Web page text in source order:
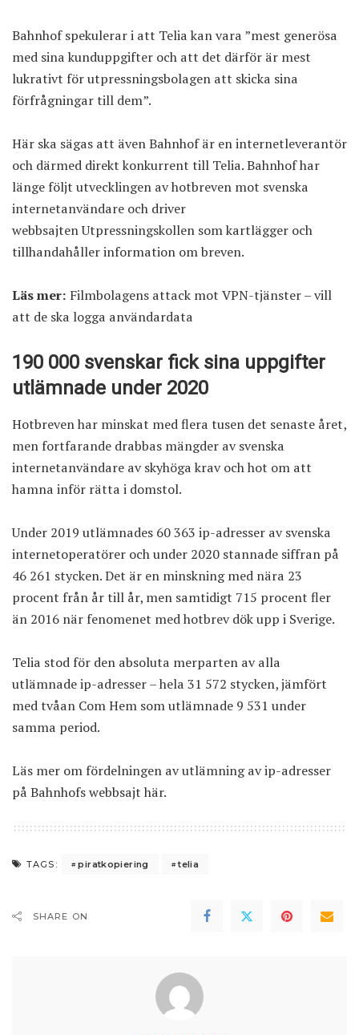
Bahnhof spekulerar i att Telia kan vara ”mest generösa
med sina kunduppgifter och att det därför är mest
lukrativt för utpressningsbolagen att skicka sina
förfrågningar till dem”.
Här ska sägas att även Bahnhof är en internetleverantör
och därmed direkt konkurrent till Telia. Bahnhof har
länge följt utvecklingen av hotbreven mot svenska
internetanvändare och driver
webbsajtenUtpressningskollen som kartlägger och
tillhandahåller information om breven.
Läs mer: Filmbolagens attack mot VPN-tjänster – vill
att de ska logga användardata
190 000 svenskar fick sina uppgifter
utlämnade under 2020
Hotbreven har minskat med flera tusen det senaste året,
men fortfarande drabbas mängder av svenska
internetanvändare av skyhöga krav och hot om att
hamna inför rätta i domstol.
Under 2019 utlämnades 60 363 ip-adresser av svenska
internetoperatörer och under 2020 stannade siffran på
46 261 stycken. Det är en minskning med nära 23
procent från år till år, men samtidigt 715 procent fler
än 2016 när fenomenet med hotbrev dök upp i Sverige.
Telia stod för den absoluta merparten av alla
utlämnade ip-adresser – hela 31 572 stycken, jämfört
med tvåan Com Hem som utlämnade 9 531 under
samma period.
Läs mer om fördelningen av utlämning av ip-adresser
på Bahnhofs webbsajt här.
TAGS: piratkopiering telia
SHARE ON